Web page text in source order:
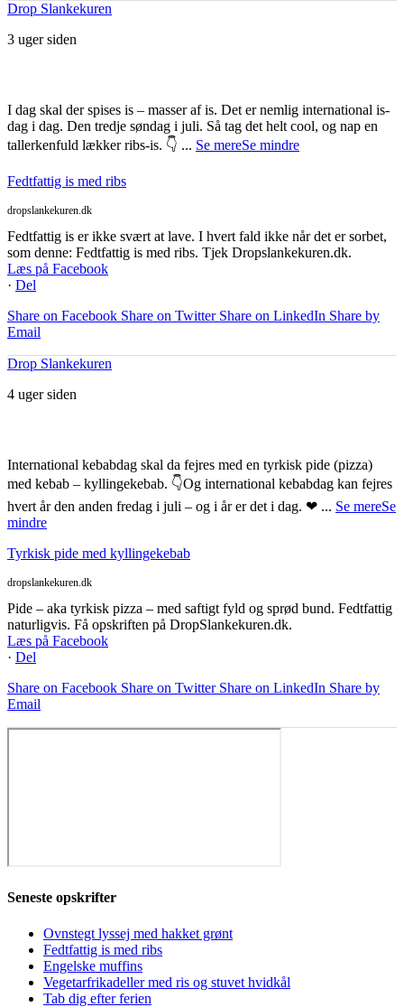
Drop Slankekuren
3 uger siden
I dag skal der spises is – masser af is. Det er nemlig international is-
dag i dag. Den tredje søndag i juli. Så tag det helt cool, og nap en
tallerkenfuld lækker ribs-is. 👇 ... Se mereSe mindre
Fedtfattig is med ribs
dropslankekuren.dk
Fedtfattig is er ikke svært at lave. I hvert fald ikke når det er sorbet,
som denne: Fedtfattig is med ribs. Tjek Dropslankekuren.dk.
Læs på Facebook
· Del
Share on Facebook Share on Twitter Share on LinkedIn Share by
Email
Drop Slankekuren
4 uger siden
International kebabdag skal da fejres med en tyrkisk pide (pizza)
med kebab – kyllingekebab. 👇Og international kebabdag kan fejres
hvert år den anden fredag i juli – og i år er det i dag. ❤ ... Se mereSe
mindre
Tyrkisk pide med kyllingekebab
dropslankekuren.dk
Pide – aka tyrkisk pizza – med saftigt fyld og sprød bund. Fedtfattig
naturligvis. Få opskriften på DropSlankekuren.dk.
Læs på Facebook
· Del
Share on Facebook Share on Twitter Share on LinkedIn Share by
Email
Seneste opskrifter
Ovnstegt lyssej med hakket grønt
Fedtfattig is med ribs
Engelske muffins
Vegetarfrikadeller med ris og stuvet hvidkål
Tab dig efter ferien